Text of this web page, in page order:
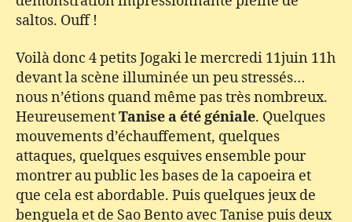
saltos. Ouff !
Voilà donc 4 petits Jogaki le mercredi 11juin 11h
devant la scène illuminée un peu stressés…
nous n’étions quand même pas très nombreux.
HeureusementTanise a été géniale. Quelques
mouvements d’échauffement, quelques
attaques, quelques esquives ensemble pour
montrer au public les bases de la capoeira et
que cela est abordable. Puis quelques jeux de
benguela et de Sao Bento avec Tanise puis deux